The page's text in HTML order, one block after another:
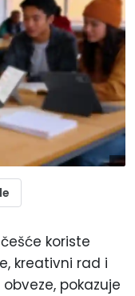
koriste
kreativni rad i
pokazuje